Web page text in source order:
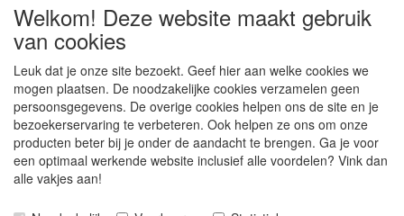
SOCIALE MEDIA
De webshop voor kunststof platen, folies, buizen
Kunststof bewerkingen, productontwerp en
Welkom! Deze website maakt gebruik
van cookies
Leuk dat je onze site bezoekt. Geef hier aan welke cookies we
mogen plaatsen. De noodzakelijke cookies verzamelen geen
persoonsgegevens. De overige cookies helpen ons de site en je
bezoekerservaring te verbeteren. Ook helpen ze ons om onze
producten beter bij je onder de aandacht te brengen. Ga je voor
een optimaal werkende website inclusief alle voordelen? Vink dan
alle vakjes aan!